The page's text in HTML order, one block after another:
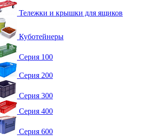
Тележки и крышки для ящиков
Куботейнеры
Серия 100
Серия 200
Серия 300
Серия 400
Серия 600